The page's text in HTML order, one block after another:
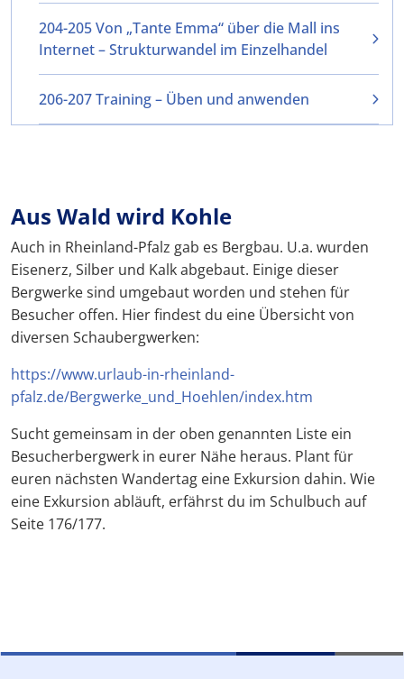
204-205 Von „Tante Emma“ über die Mall ins
Internet – Strukturwandel im Einzelhandel
206-207 Training – Üben und anwenden
Aus Wald wird Kohle
Auch in Rheinland-Pfalz gab es Bergbau. U.a. wurden
Eisenerz, Silber und Kalk abgebaut. Einige dieser
Bergwerke sind umgebaut worden und stehen für
Besucher offen. Hier findest du eine Übersicht von
diversen Schaubergwerken:
https://www.urlaub-in-rheinland-
pfalz.de/Bergwerke_und_Hoehlen/index.htm
Sucht gemeinsam in der oben genannten Liste ein
Besucherbergwerk in eurer Nähe heraus. Plant für
euren nächsten Wandertag eine Exkursion dahin. Wie
eine Exkursion abläuft, erfährst du im Schulbuch auf
Seite 176/177.